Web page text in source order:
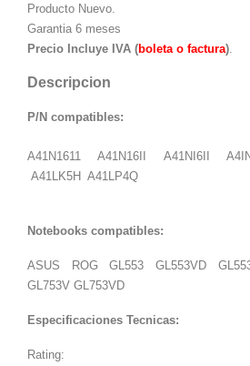
Producto Nuevo.
Garantia 6 meses
Precio Incluye IVA (boleta o factura)
Descripcion
P/N compatibles:
A41N1611A41N16II A41NI6II
A41LK5H A41LP4Q
Notebooks compatibles:
ASUS ROG GL553 GL553VD
GL753V GL753VD
Especificaciones Tecnicas:
Rating: